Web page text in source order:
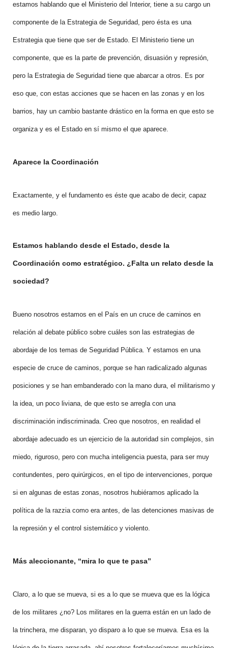
estamos hablando que el Ministerio del Interior, tiene a su cargo un
componente de la Estrategia de Seguridad, pero ésta es una
Estrategia que tiene que ser de Estado. El Ministerio tiene un
componente, que es la parte de prevención, disuasión y represión,
pero la Estrategia de Seguridad tiene que abarcar a otros. Es por
eso que, con estas acciones que se hacen en las zonas y en los
barrios, hay un cambio bastante drástico en la forma en que esto se
organiza y es el Estado en sí mismo el que aparece.
Aparece la Coordinación
Exactamente, y el fundamento es éste que acabo de decir, capaz
es medio largo.
Estamos hablando desde el Estado, desde la
Coordinación como estratégico. ¿Falta un relato desde la
sociedad?
Bueno nosotros estamos en el País en un cruce de caminos en
relación al debate público sobre cuáles son las estrategias de
abordaje de los temas de Seguridad Pública. Y estamos en una
especie de cruce de caminos, porque se han radicalizado algunas
posiciones y se han embanderado con la mano dura, el militarismo y
la idea, un poco liviana, de que esto se arregla con una
discriminación indiscriminada. Creo que nosotros, en realidad el
abordaje adecuado es un ejercicio de la autoridad sin complejos, sin
miedo, riguroso, pero con mucha inteligencia puesta, para ser muy
contundentes, pero quirúrgicos, en el tipo de intervenciones, porque
si en algunas de estas zonas, nosotros hubiéramos aplicado la
política de la razzia como era antes, de las detenciones masivas de
la represión y el control sistemático y violento.
Más aleccionante, “mira lo que te pasa”
Claro, a lo que se mueva, si es a lo que se mueva que es la lógica
de los militares ¿no? Los militares en la guerra están en un lado de
la trinchera, me disparan, yo disparo a lo que se mueva. Esa es la